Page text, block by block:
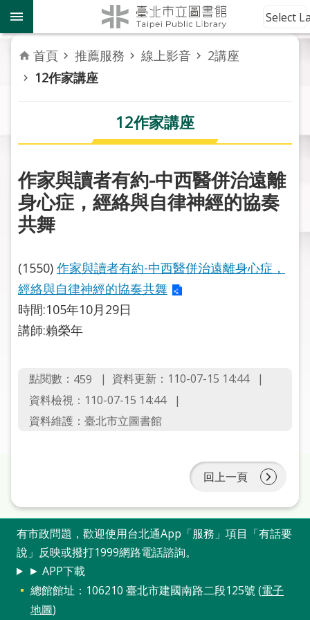
跳到主要內容區塊
到
館
資
訊
務
活
動
報
導
關
於
市
圖
申
請
加
入
市
圖
Select
首頁 推薦服務 線上影音
2講座
12作家講座
12作家講座
作家與讀者有約-中西醫併治遠離
身心症，經絡與自律神經的協奏
共舞
(1550) 作家與讀者有約-中西醫併治遠離身心症，
經絡與自律神經的協奏共舞
時間:105年10月29日
講師:賴榮年
點閱數： 459
資料更新：110-07-15 14:44
資料檢視：110-07-15 14:44
資料維護：臺北市立圖書館
回上一頁
有市政問題，歡迎使用台北通App「服務」項目「有話要
說」反映或撥打1999網路電話諮詢。
► APP下載
總館館址：106210 臺北市建國南路二段125號 (電子
地圖)